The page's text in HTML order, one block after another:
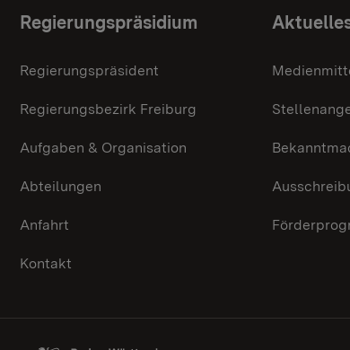
Regierungspräsidium
Regierungspräsident
Regierungsbezirk Freiburg
Aufgaben & Organisation
Abteilungen
Anfahrt
Kontakt